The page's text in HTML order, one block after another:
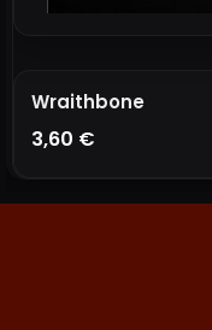
Wraithbone
3,60 €